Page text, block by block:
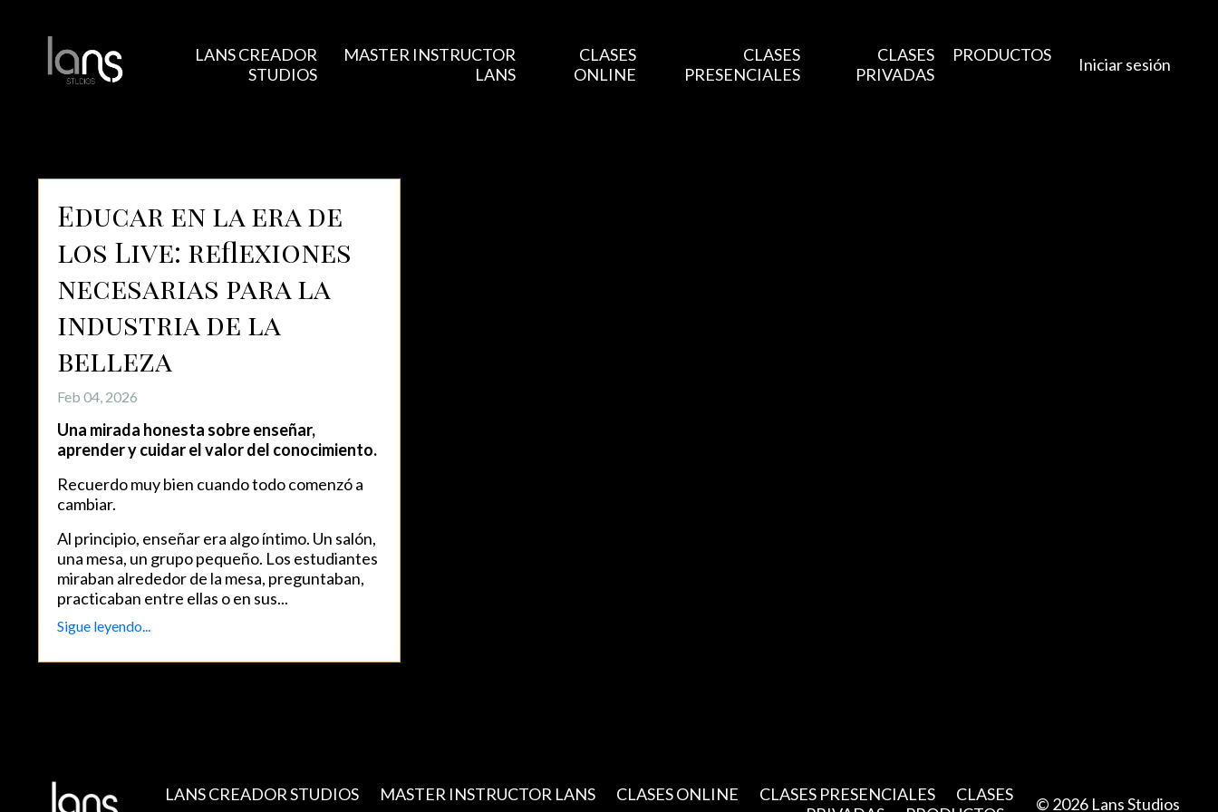
LANS CREADOR
STUDIOS
MASTER INSTRUCTOR
LANS
CLASES
ONLINE
CLASES
PRESENCIALES
CLASES
PRIVADAS
PRODUCTOS Iniciar sesión
Educar en la era de
los Live: reflexiones
necesarias para la
industria de la
belleza
Feb 04, 2026
Una mirada honesta sobre enseñar,
aprender y cuidar el valor del conocimiento.
Recuerdo muy bien cuando todo comenzó a
cambiar.
Al principio, enseñar era algo íntimo. Un salón,
una mesa, un grupo pequeño. Los estudiantes
miraban alrededor de la mesa, preguntaban,
practicaban entre ellas o en sus...
Sigue leyendo...
LANS CREADOR STUDIOS MASTER INSTRUCTOR LANS CLASES ONLINE CLASES PRESENCIALES
CLASES
© 2026 Lans Studios